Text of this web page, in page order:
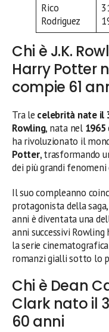
Rico
Rodriguez
Chi è J.K.
Harry Potter
compie 61
Tra le celebrità nate il
Rowling, nata nel 1965
ha rivoluzionato il
Potter, trasformando
dei più grandi
Il suo compleanno
protagonista della saga,
anni è diventata una
anni successivi
la serie cinematografica
romanzi gialli sotto lo
Chi è Dean
Clark nato il
60 anni